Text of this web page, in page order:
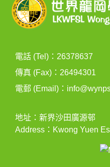
電話 (Tel)：26378637
傳真 (Fax)：26494301
電郵 (Email)：
地址：新界沙田廣源邨
Address：Kwong Yuen